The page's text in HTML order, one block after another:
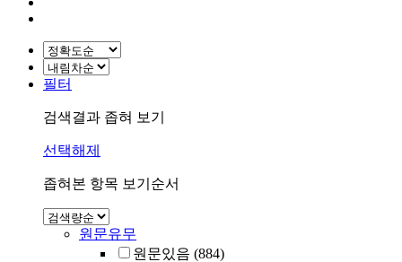
필터
검색결과 좁혀 보기
선택해제
좁혀본 항목 보기순서
원문유무
원문있음 (884)